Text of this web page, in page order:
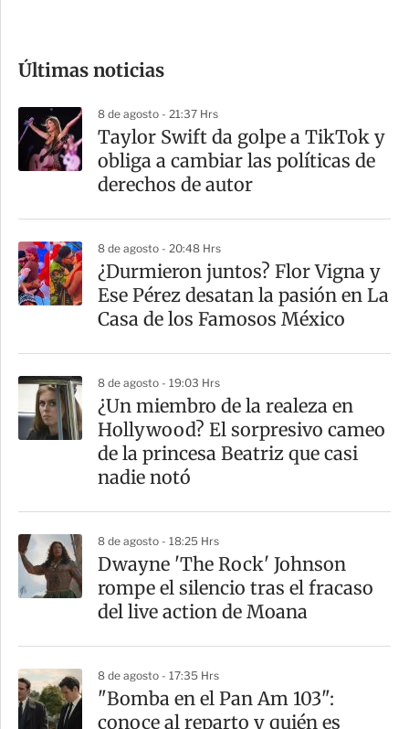
m
a
r
t
Últimas noticias
8 de agosto - 21:37 Hrs
Taylor Swift da golpe a TikTok y
obliga a cambiar las políticas de
derechos de autor
8 de agosto - 20:48 Hrs
¿Durmieron juntos? Flor Vigna y
Ese Pérez desatan la pasión en La
Casa de los Famosos México
8 de agosto - 19:03 Hrs
¿Un miembro de la realeza en
Hollywood? El sorpresivo cameo
de la princesa Beatriz que casi
nadie notó
8 de agosto - 18:25 Hrs
Dwayne 'The Rock' Johnson
rompe el silencio tras el fracaso
del live action de Moana
8 de agosto - 17:35 Hrs
"Bomba en el Pan Am 103":
conoce al reparto y quién es